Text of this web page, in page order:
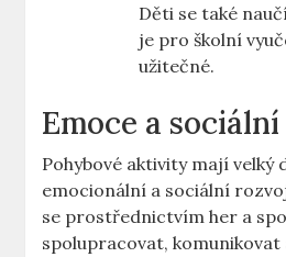
Děti se také
je pro školní
užitečné.
Emoce a
Pohybové aktivity mají velký
emocionální a sociální
se prostřednictvím her a
spolupracovat, komunikovat